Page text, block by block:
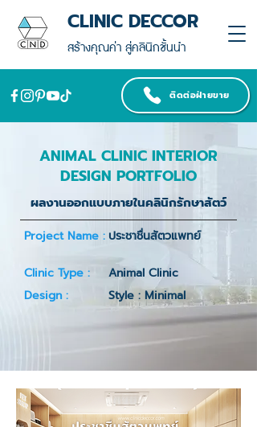
สร้างคุณค่า สู่คลินิกชั้นนำ
CLINIC DECCOR
ติดต่อฝ่ายขาย
ANIMAL CLINIC INTERIOR
DESIGN PORTFOLIO
ผลงานออกแบบภายในคลินิกรักษาสัตว์
Project Name : ประชาชื่นสัตวแพทย์
Clinic Type :
Animal Clinic
Design :
Style : Minimal